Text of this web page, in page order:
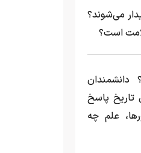
می‌شوند؟
است؟
تاریخ پاسخ
علم چه